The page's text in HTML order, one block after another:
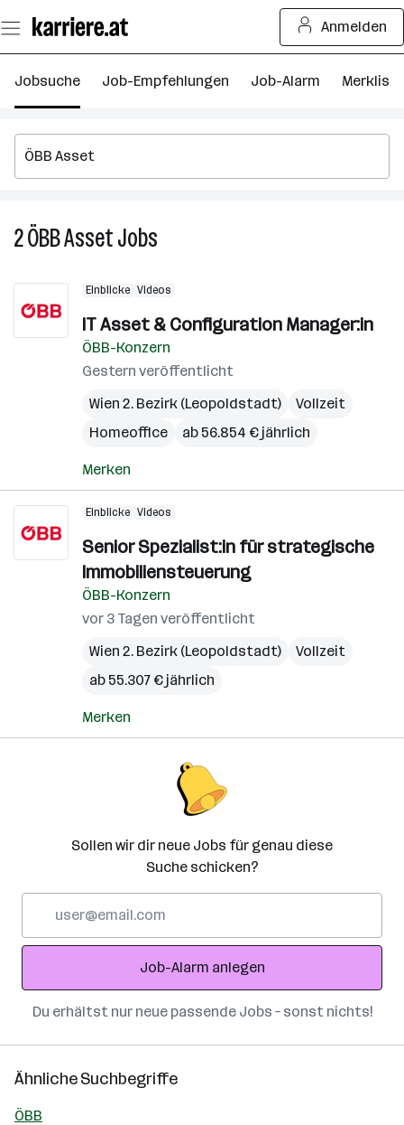
Seiteninhalt
springen
Anmelden
Jobsuche Job-Empfehlungen Job-Alarm Merkliste
2ÖBB AssetJobs
Jobs
Einblicke Videos
IT Asset & Configuration Manager:in
ÖBB-Konzern
Gestern veröffentlicht
Wien 2. Bezirk (Leopoldstadt)
Vollzeit
Homeoffice
ab 56.854 € jährlich
Merken
Einblicke Videos
Senior Spezialist:in für strategische
Immobiliensteuerung
ÖBB-Konzern
vor 3 Tagen veröffentlicht
Wien 2. Bezirk (Leopoldstadt)
Vollzeit
ab 55.307 € jährlich
Merken
Sollen wir dir neue Jobs für genau diese
Suche schicken?
Adresse
Job-Alarm anlegen
Du erhältst nur neue passende Jobs – sonst nichts!
Ähnliche Suchbegriffe
ÖBB